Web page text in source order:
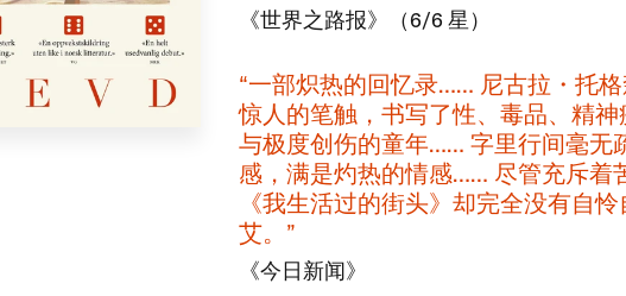
《世界之路报》​（​6/6 ​星）
​“一部炽热的回忆录…… ​尼古拉・托
惊人的笔触，​书写了性、​毒品、​精神
与极度创伤的童年…… ​字里行间毫无
感，​满是灼热的情感…… ​尽管充斥着
《我生活过的街头》​却完全没有自怜
艾。​”​
《今日新闻》